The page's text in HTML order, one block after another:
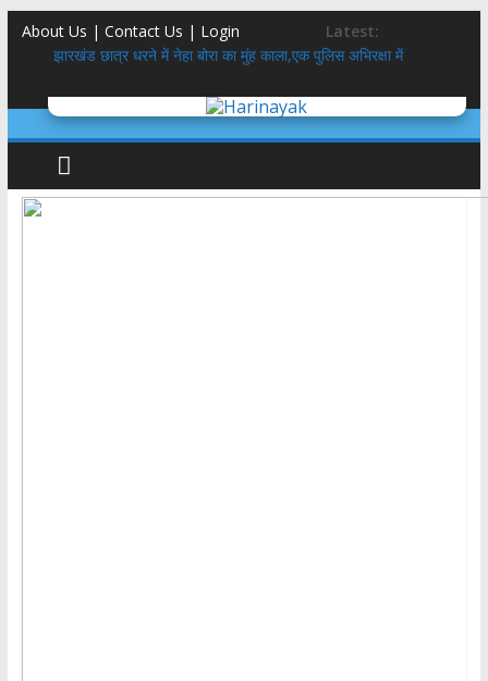
About Us | Contact Us | Login
Latest:
झारखंड छात्र धरने में नेहा बोरा का मुंह काला,एक पुलिस अभिरक्षा में
गुप्ता का अंतिम संस्कार करने वाले आश्रम ने बेटियों के 5100₹ भी लौटाये
डॉलर के सामने रुपया क्यों गिर रहा है ? कारण और इतिहास